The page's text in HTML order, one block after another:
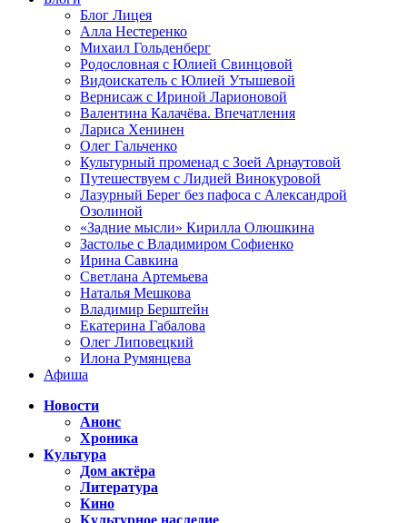
Блог Лицея
Алла Нестеренко
Михаил Гольденберг
Родословная с Юлией Свинцовой
Видоискатель с Юлией Утышевой
Вернисаж с Ириной Ларионовой
Валентина Калачёва. Впечатления
Лариса Хенинен
Олег Гальченко
Культурный променад с Зоей Арнаутовой
Путешествуем с Лидией Винокуровой
Лазурный Берег без пафоса с Александрой
Озолиной
«Задние мысли» Кирилла Олюшкина
Застолье с Владимиром Софиенко
Ирина Савкина
Светлана Артемьева
Наталья Мешкова
Владимир Берштейн
Екатерина Габалова
Олег Липовецкий
Илона Румянцева
Афиша
Новости
Анонс
Хроника
Культура
Дом актёра
Литература
Кино